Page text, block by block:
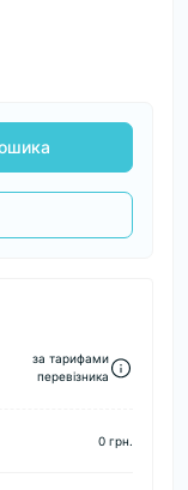
за тарифами
перевізника
0 грн.